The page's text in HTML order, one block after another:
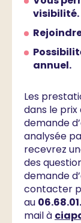
visibilité.
annuel.
Les
dans le
demande
analysée
recevrez
des
demande
contacter
au
mail à